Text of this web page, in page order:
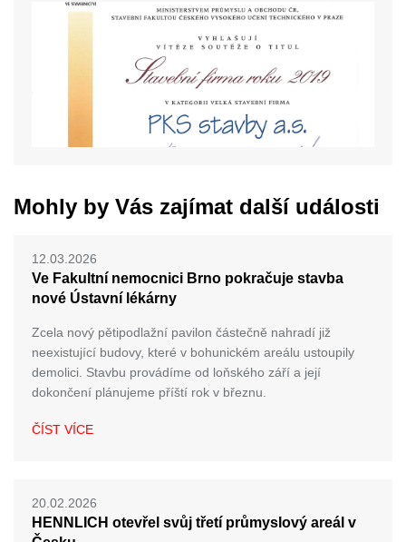
Mohly by Vás zajímat další události
12.03.2026
Ve Fakultní nemocnici Brno pokračuje stavba
nové Ústavní lékárny
Zcela nový pětipodlažní pavilon částečně nahradí již
neexistující budovy, které v bohunickém areálu ustoupily
demolici. Stavbu provádíme od loňského září a její
dokončení plánujeme příští rok v březnu.
ČÍST VÍCE
20.02.2026
HENNLICH otevřel svůj třetí průmyslový areál v